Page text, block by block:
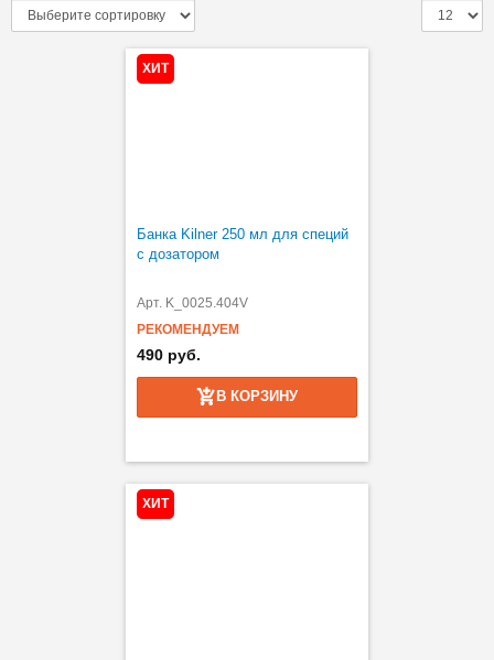
ХИТ
Банка Kilner 250 мл для специй
с дозатором
Арт. K_0025.404V
РЕКОМЕНДУЕМ
490 руб.
В КОРЗИНУ
ХИТ